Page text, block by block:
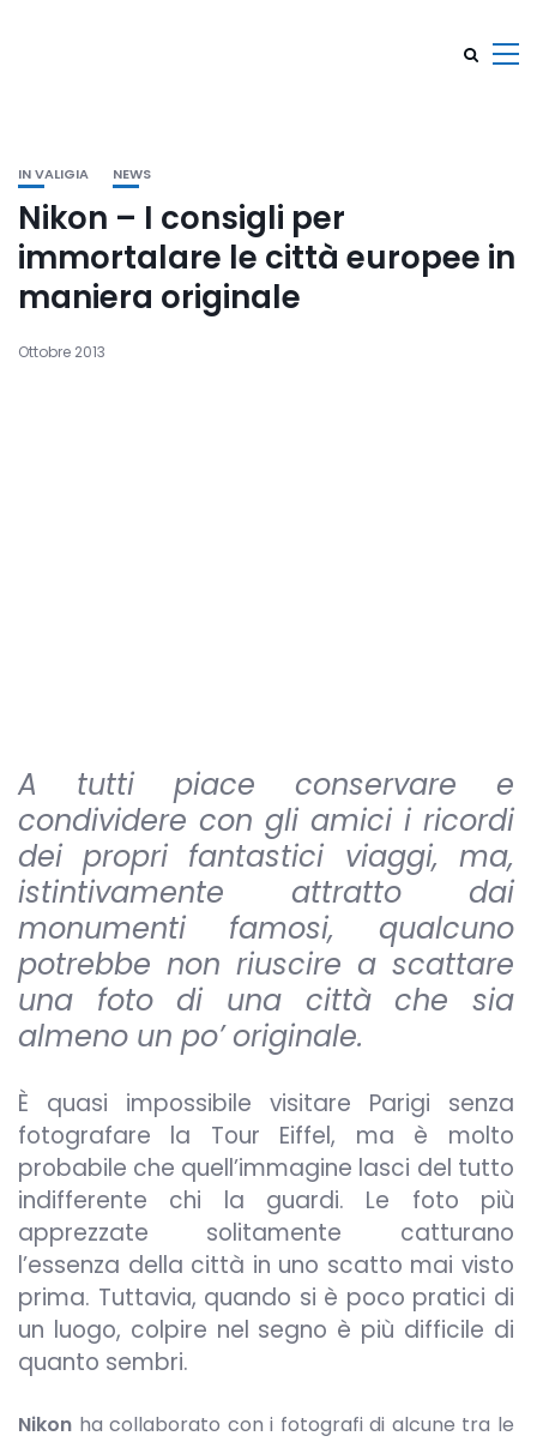
IN VALIGIA NEWS
Nikon – I consigli per
immortalare le città europee in
maniera originale
Ottobre 2013
A tutti piace conservare e
condividere con gli amici i ricordi
dei propri fantastici viaggi, ma,
istintivamente attratto dai
monumenti famosi, qualcuno
potrebbe non riuscire a scattare
una foto di una città che sia
almeno un po’ originale.
È quasi impossibile visitare Parigi senza
fotografare la Tour Eiffel, ma è molto
probabile che quell’immagine lasci del tutto
indifferente chi la guardi. Le foto più
apprezzate solitamente catturano
l’essenza della città in uno scatto mai visto
prima. Tuttavia, quando si è poco pratici di
un luogo, colpire nel segno è più difficile di
quanto sembri.
Nikon ha collaborato con i fotografi di alcune tra le